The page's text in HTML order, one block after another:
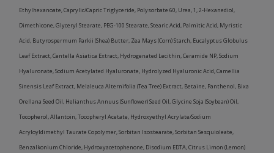
Ethylhexanoate, Caprylic/Capric Triglyceride, Polysorbate 60, Urea, 1, 2-Hexanediol,
Dimethicone, Glyceryl Stearate, PEG-100 Stearate, Stearic Acid, Palmitic Acid, Myristic
Acid, Butyrospermum Parkii (Shea) Butter, Zea Mays (Corn) Starch, Eucalyptus Globulus
Leaf Extract, Centella Asiatica Extract, Hydrogenated Lecithin, Ceramide NP, Sodium
Hyaluronate, Sodium Acetylated Hyaluronate, Hydrolyzed Hyaluronic Acid, Camellia
Sinensis Leaf Extract, Melaleuca Alternifolia (Tea Tree) Extract, Betaine, Panthenol, Bixa
Orellana Seed Oil, Helianthus Annuus (Sunflower) Seed Oil, Glycine Soja (Soybean) Oil,
Tocopherol, Allantoin, Tocopheryl Acetate, Hydroxyethyl Acrylate/Sodium
Acryloyldimethyl Taurate Copolymer, Sorbitan Isostearate, Sorbitan Sesquioleate,
Benzalkonium Chloride, Hydroxyacetophenone, Disodium EDTA, Citrus Limon (Lemon)